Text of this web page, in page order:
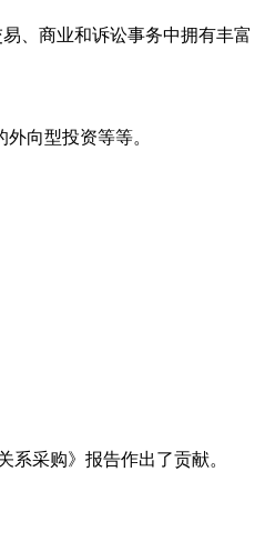
、商业和诉讼事务中拥有丰富
向型投资等等。
系采购》报告作出了贡献。